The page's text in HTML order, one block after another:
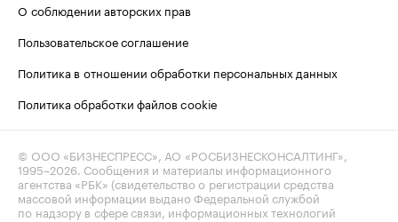
О соблюдении авторских прав
Пользовательское соглашение
Политика в отношении обработки персональных данных
Политика обработки файлов cookie
© ООО «БИЗНЕСПРЕСС», АО «РОСБИЗНЕСКОНСАЛТИНГ»,
1995–2026. Сообщения и материалы информационного
агентства «РБК» (свидетельство о регистрации средства
массовой информации выдано Федеральной службой
по надзору в сфере связи, информационных технологий